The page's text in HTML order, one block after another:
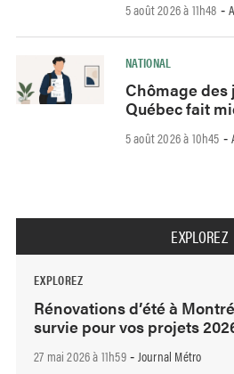
5 août 2026 à 11h48 -
NATIONAL
Chômage des
Québec fait
5 août 2026 à 10h45 -
EXPLOREZ
EXPLOREZ
Rénovations d’été à
survie pour vos projets
27 mai 2026 à 11h59- Journal Métro